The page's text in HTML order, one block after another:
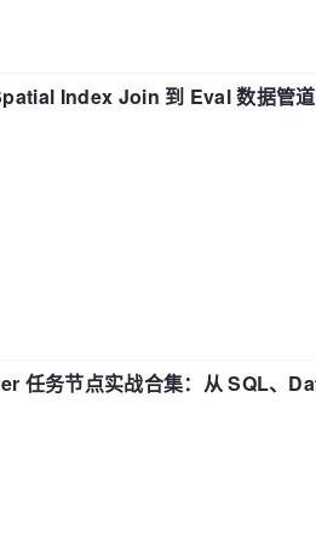
Index Join 到 Eval 数据管道
任务节点实战合集：从 SQL、